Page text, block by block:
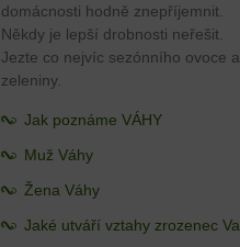
domácnosti hodně znepříjemnit.
Někdy je lepší drobnosti neřešit.
Jezte co nejvíc sezónního ovoce a
zeleniny.
Jak poznáme VÁHY
Muž Váhy
Žena Váhy
Jaké utváří vztahy zrozenec